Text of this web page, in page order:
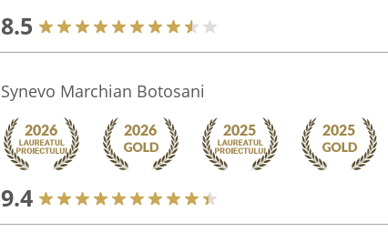
8.5
Synevo Marchian Botosani
9.4